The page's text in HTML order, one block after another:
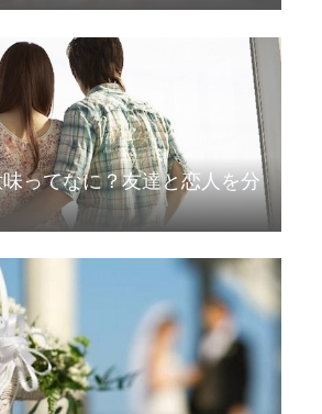
ってなに？友達と恋人を分